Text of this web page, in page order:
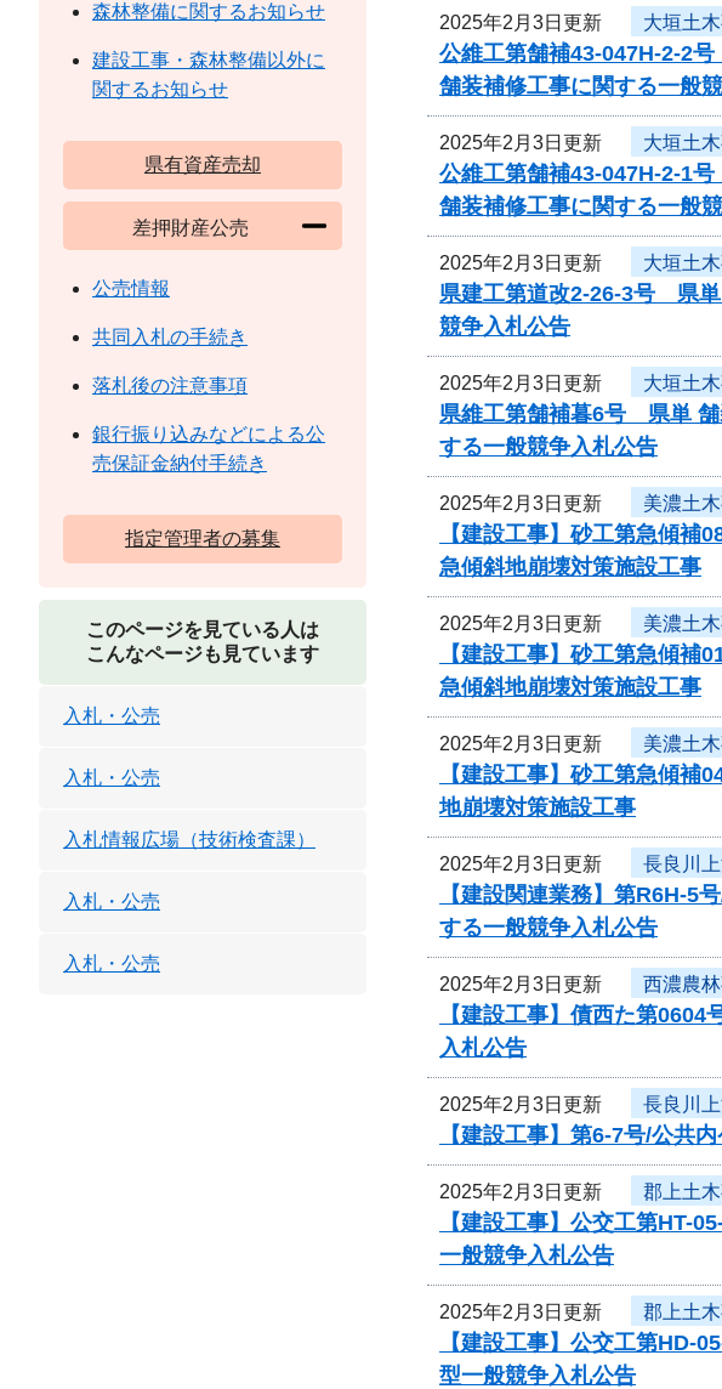
2025年2月3日更新 大垣土
公維工第舗補43-047H-2-2
舗装補修工事に関する一般
2025年2月3日更新 大垣土
公維工第舗補43-047H-2-1
舗装補修工事に関する一般
2025年2月3日更新 大垣土
県建工第道改2-26-3号 県
競争入札公告
2025年2月3日更新 大垣土
県維工第舗補暮6号 県単
する一般競争入札公告
2025年2月3日更新 美濃土
【建設工事】砂工第急傾
急傾斜地崩壊対策施設工事
2025年2月3日更新 美濃土
【建設工事】砂工第急傾
急傾斜地崩壊対策施設工事
2025年2月3日更新 美濃土
【建設工事】砂工第急傾
地崩壊対策施設工事
2025年2月3日更新 長良川
【建設関連業務】第R6H-5
する一般競争入札公告
2025年2月3日更新 西濃農
【建設工事】債西た第
入札公告
2025年2月3日更新 長良川
【建設工事】第6-7号/公共
2025年2月3日更新 郡上土
【建設工事】公交工第HT-
一般競争入札公告
2025年2月3日更新 郡上土
【建設工事】公交工第HD-
型一般競争入札公告
森林整備に関するお知らせ
建設工事・森林整備以外に
関するお知らせ
県有資産売却
差押財産公売
公売情報
共同入札の手続き
落札後の注意事項
銀行振り込みなどによる公
売保証金納付手続き
指定管理者の募集
このページを見ている人は
こんなページも見ています
入札・公売
入札・公売
入札情報広場（技術検査課）
入札・公売
入札・公売